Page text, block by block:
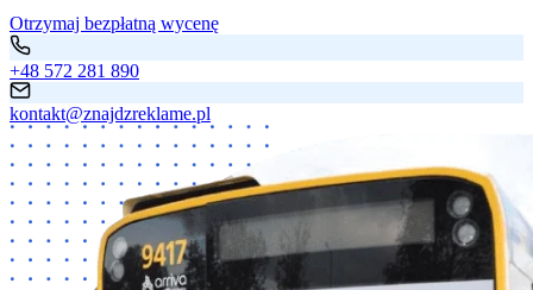
Otrzymaj bezpłatną wycenę
+48 572 281 890
kontakt@znajdzreklame.pl